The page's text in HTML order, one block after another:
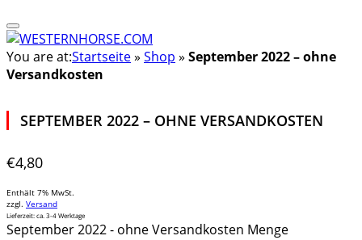
You are at:Startseite» Shop » September 2022 – ohne
Versandkosten
SEPTEMBER 2022 – OHNE VERSANDKOSTEN
€4,80
Enthält 7% MwSt.
zzgl. Versand
Lieferzeit: ca. 3-4 Werktage
September 2022 - ohne Versandkosten Menge